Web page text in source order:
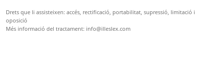
Drets que li assisteixen: accés, rectificació, portabilitat, supressió, limitació i
oposició
Més informació del tractament: info@illeslex.com